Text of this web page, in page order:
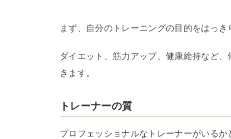
まず、自分のトレーニングの目的をはっき
ダイエット、筋力アップ、健康維持など
きます。
トレーナーの質
プロフェッショナルなトレーナーがいるか